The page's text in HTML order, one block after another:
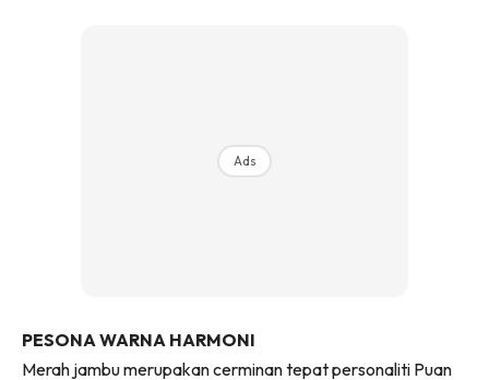
Ads
PESONA WARNA HARMONI
Merah jambu merupakan cerminan tepat personaliti Puan